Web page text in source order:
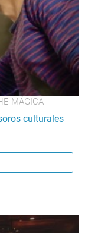
MÁGICA
culturales